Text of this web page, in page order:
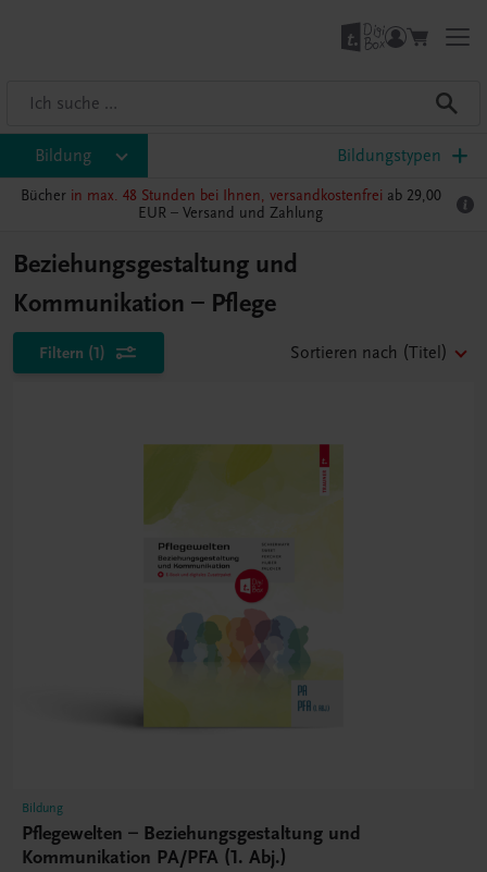
Bildung Bildungstypen
Bücher in max. 48 Stunden bei Ihnen, versandkostenfrei ab 29,00
EUR – Versand und Zahlung
Beziehungsgestaltung und
Kommunikation – Pflege
Filtern (1) Sortieren nach (Titel)
Bildung
Pflegewelten – Beziehungsgestaltung und
Kommunikation PA/PFA (1. Abj.)